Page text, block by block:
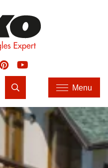
Cercaazioni Menu